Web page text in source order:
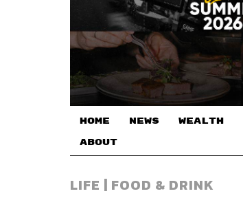
HOME NEWS WEALTH
ABOUT
LIFE | FOOD & DRINK